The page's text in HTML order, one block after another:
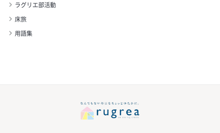
ラグリエ部活動
床旅
用語集